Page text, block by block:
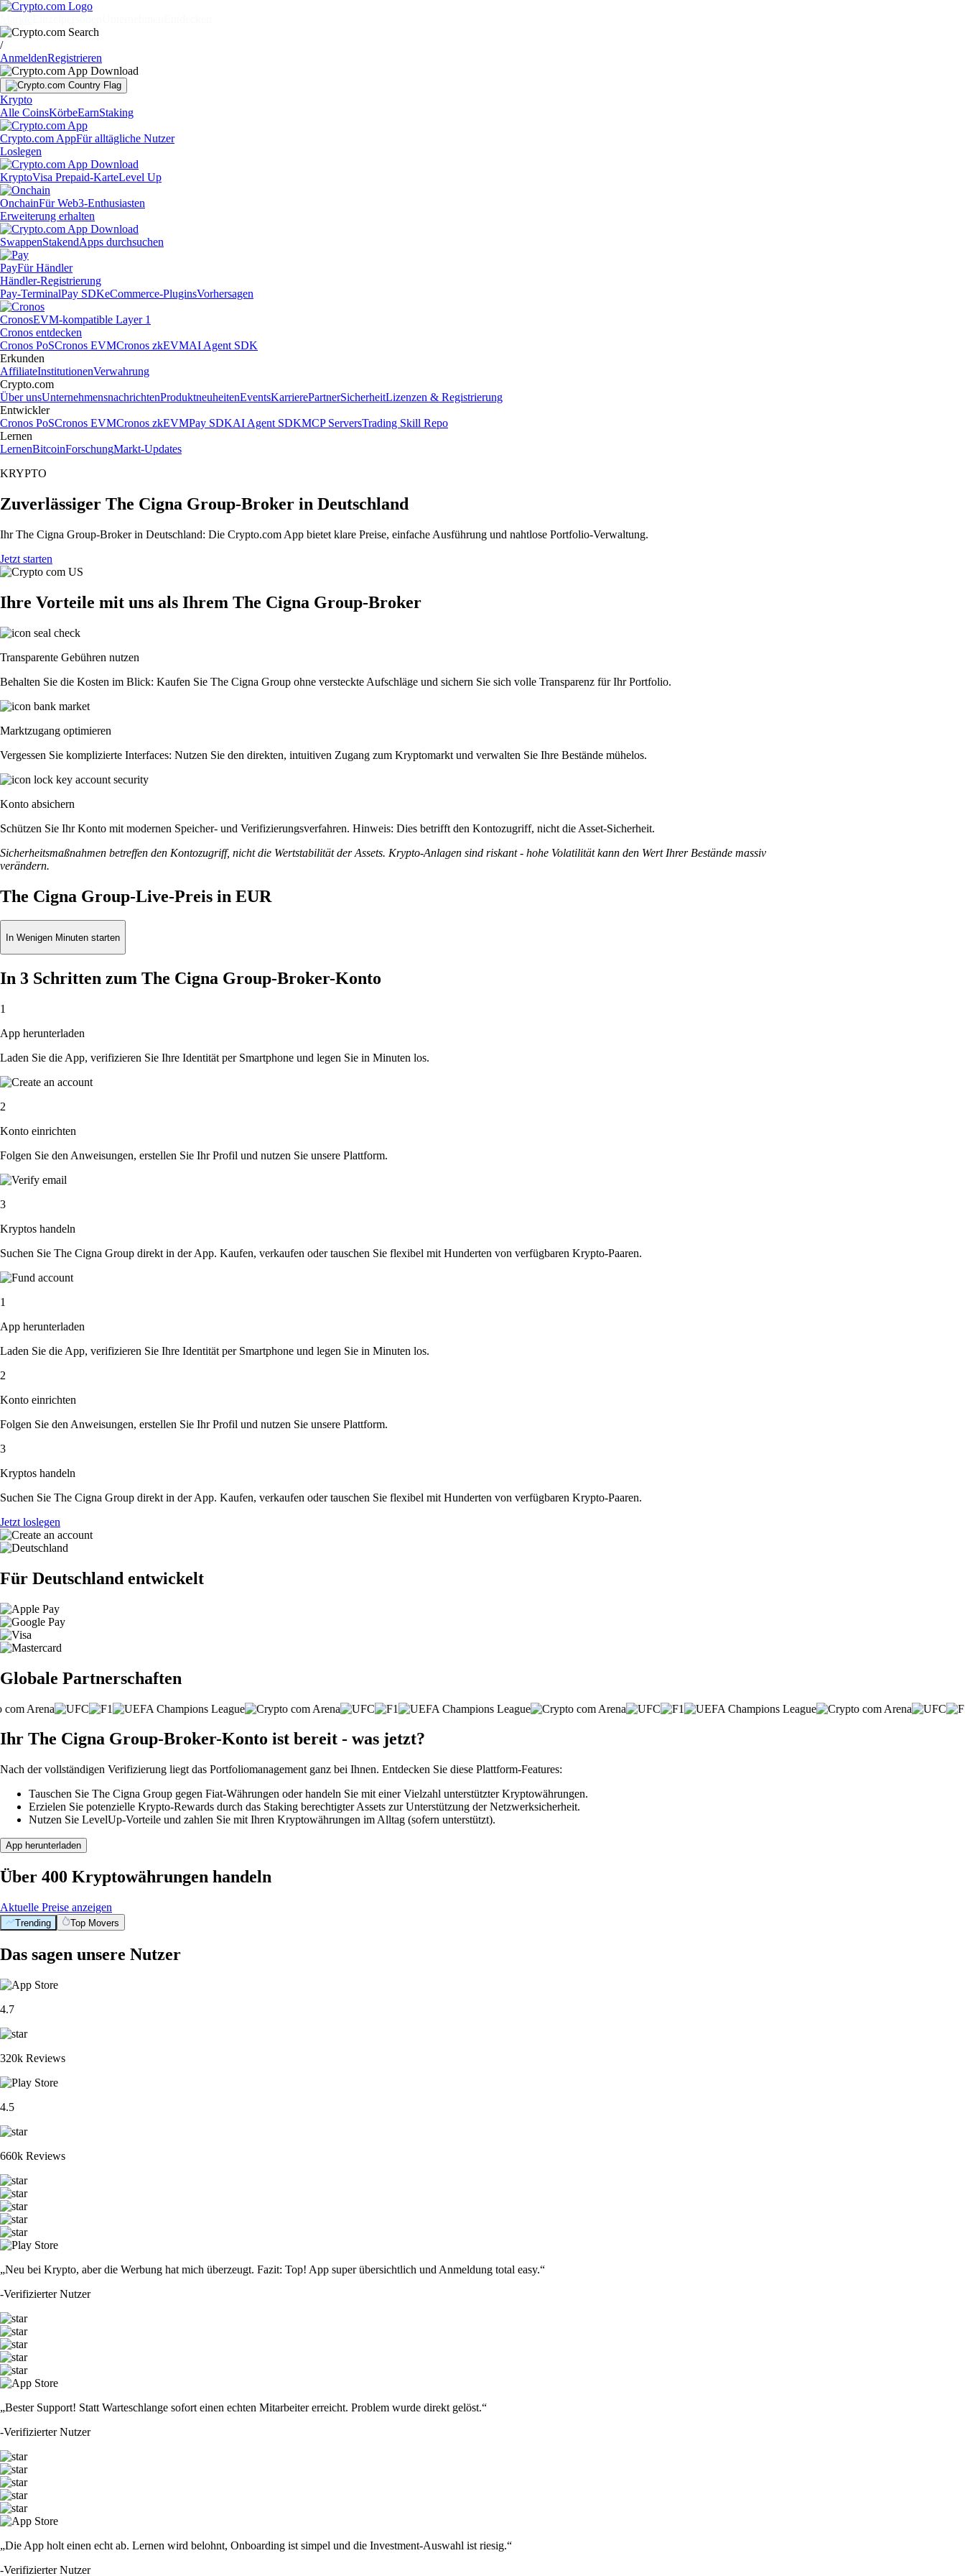
/
AnmeldenRegistrieren
Krypto
Alle CoinsKörbeEarnStaking
Crypto.com AppFür alltägliche Nutzer
Loslegen
KryptoVisa Prepaid-KarteLevel Up
OnchainFür Web3-Enthusiasten
Erweiterung erhalten
SwappenStakendApps durchsuchen
PayFür Händler
Händler-Registrierung
Pay-TerminalPay SDKeCommerce-PluginsVorhersagen
CronosEVM-kompatible Layer 1
Cronos entdecken
Cronos PoSCronos EVMCronos zkEVMAI Agent SDK
Erkunden
AffiliateInstitutionenVerwahrung
Crypto.com
Über unsUnternehmensnachrichtenProduktneuheitenEventsKarrierePartnerSicherheitLizenzen & Registrierung
Entwickler
Cronos PoSCronos EVMCronos zkEVMPay SDKAI Agent SDKMCP ServersTrading Skill Repo
Lernen
LernenBitcoinForschungMarkt-Updates
KRYPTO
Zuverlässiger The Cigna Group-Broker in Deutschland
Ihr The Cigna Group-Broker in Deutschland: Die Crypto.com App bietet klare Preise, einfache Ausführung und nahtlose Portfolio-Verwaltung.
Jetzt starten
Ihre Vorteile mit uns als Ihrem The Cigna Group-Broker
Transparente Gebühren nutzen
Behalten Sie die Kosten im Blick: Kaufen Sie The Cigna Group ohne versteckte Aufschläge und sichern Sie sich volle Transparenz für Ihr Portfolio.
Marktzugang optimieren
Vergessen Sie komplizierte Interfaces: Nutzen Sie den direkten, intuitiven Zugang zum Kryptomarkt und verwalten Sie Ihre Bestände mühelos.
Konto absichern
Schützen Sie Ihr Konto mit modernen Speicher- und Verifizierungsverfahren. Hinweis: Dies betrifft den Kontozugriff, nicht die Asset-Sicherheit.
Sicherheitsmaßnahmen betreffen den Kontozugriff, nicht die Wertstabilität der Assets. Krypto-Anlagen sind riskant - hohe Volatilität kann den Wert Ihrer Bestände massiv
verändern.
The Cigna Group-Live-Preis in EUR
In Wenigen Minuten starten
In 3 Schritten zum The Cigna Group-Broker-Konto
1
App herunterladen
Laden Sie die App, verifizieren Sie Ihre Identität per Smartphone und legen Sie in Minuten los.
2
Konto einrichten
Folgen Sie den Anweisungen, erstellen Sie Ihr Profil und nutzen Sie unsere Plattform.
3
Kryptos handeln
Suchen Sie The Cigna Group direkt in der App. Kaufen, verkaufen oder tauschen Sie flexibel mit Hunderten von verfügbaren Krypto-Paaren.
1
App herunterladen
Laden Sie die App, verifizieren Sie Ihre Identität per Smartphone und legen Sie in Minuten los.
2
Konto einrichten
Folgen Sie den Anweisungen, erstellen Sie Ihr Profil und nutzen Sie unsere Plattform.
3
Kryptos handeln
Suchen Sie The Cigna Group direkt in der App. Kaufen, verkaufen oder tauschen Sie flexibel mit Hunderten von verfügbaren Krypto-Paaren.
Jetzt loslegen
Für Deutschland entwickelt
Globale Partnerschaften
Ihr The Cigna Group-Broker-Konto ist bereit - was jetzt?
Nach der vollständigen Verifizierung liegt das Portfoliomanagement ganz bei Ihnen. Entdecken Sie diese Plattform-Features:
Tauschen Sie The Cigna Group gegen Fiat-Währungen oder handeln Sie mit einer Vielzahl unterstützter Kryptowährungen.
Erzielen Sie potenzielle Krypto-Rewards durch das Staking berechtigter Assets zur Unterstützung der Netzwerksicherheit.
Nutzen Sie LevelUp-Vorteile und zahlen Sie mit Ihren Kryptowährungen im Alltag (sofern unterstützt).
App herunterladen
Über 400 Kryptowährungen handeln
Aktuelle Preise anzeigen
Trending Top Movers
Das sagen unsere Nutzer
4.7
320k Reviews
4.5
660k Reviews
„Neu bei Krypto, aber die Werbung hat mich überzeugt. Fazit: Top! App super übersichtlich und Anmeldung total easy.“
-Verifizierter Nutzer
„Bester Support! Statt Warteschlange sofort einen echten Mitarbeiter erreicht. Problem wurde direkt gelöst.“
-Verifizierter Nutzer
„Die App holt einen echt ab. Lernen wird belohnt, Onboarding ist simpel und die Investment-Auswahl ist riesig.“
-Verifizierter Nutzer